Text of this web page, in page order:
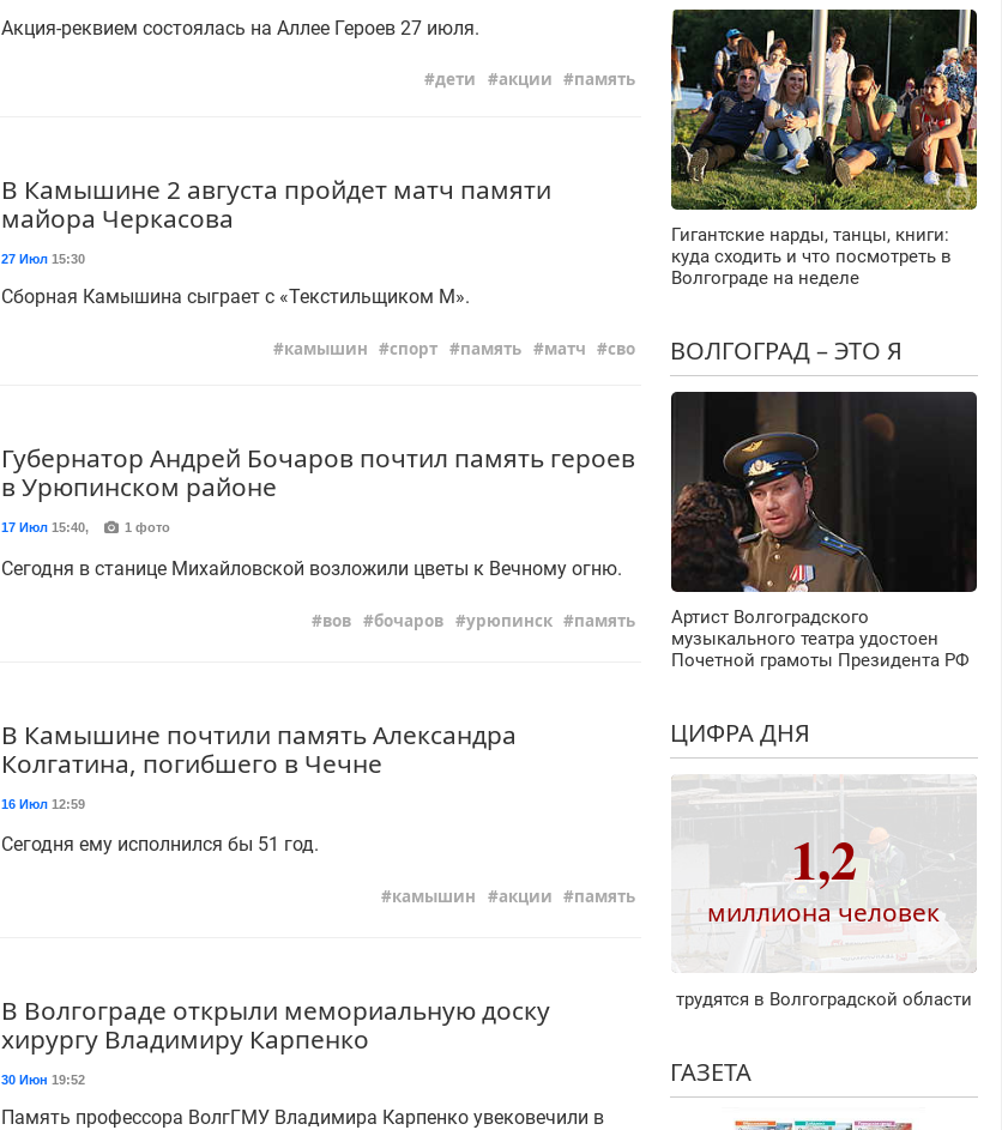
Акция-реквием состоялась на Аллее Героев 27 июля.
дети акции память
В Камышине 2 августа пройдет матч памяти
майора Черкасова
27 Июл 15:30
Сборная Камышина сыграет с «Текстильщиком М».
камышин спорт память матч сво
Губернатор Андрей Бочаров почтил память героев
в Урюпинском районе
17 Июл 15:40, 1 фото
Сегодня в станице Михайловской возложили цветы к Вечному огню.
вов бочаров урюпинск память
В Камышине почтили память Александра
Колгатина, погибшего в Чечне
16 Июл 12:59
Сегодня ему исполнился бы 51 год.
камышин акции память
В Волгограде открыли мемориальную доску
хирургу Владимиру Карпенко
30 Июн 19:52
Память профессора ВолгГМУ Владимира Карпенко увековечили в
Гигантские нарды, танцы, книги:
куда сходить и что посмотреть в
Волгограде на неделе
ВОЛГОГРАД – ЭТО Я
Артист Волгоградского
музыкального театра удостоен
Почетной грамоты Президента РФ
ЦИФРА ДНЯ
1,2
миллиона человек
трудятся в Волгоградской области
ГАЗЕТА